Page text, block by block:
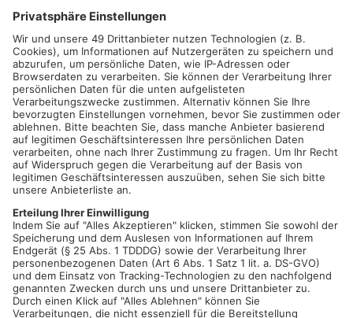
An Weihnachten 2023 hatte der Brand landesweit Aufsehen
erregt, da in der Ruine rassistische Parolen an die Wände
geschmiert wurden. Zunächst wurde von einem rassistischen
Brandanschlag ausgegangen, doch später stellte sich heraus,
dass die Schmierereien wohl von den Bewohnern selbst
angebracht worden waren, um die Ermittler zu täuschen.
Ermittlungen und Schadenssumme
Die Ermittler sprechen nun von Versicherungsbetrug, da
bereits knapp 20.000 Euro an die Familie gezahlt wurden. Es
wurde zudem entdeckt, dass die pakistanische Familie
offenbar bereits mehrfach versucht haben soll, Versicherungen
zu betrügen.
Mehr zum Thema
Primavera-Reporterin Anamarija Arsenovic ist vor Ort: